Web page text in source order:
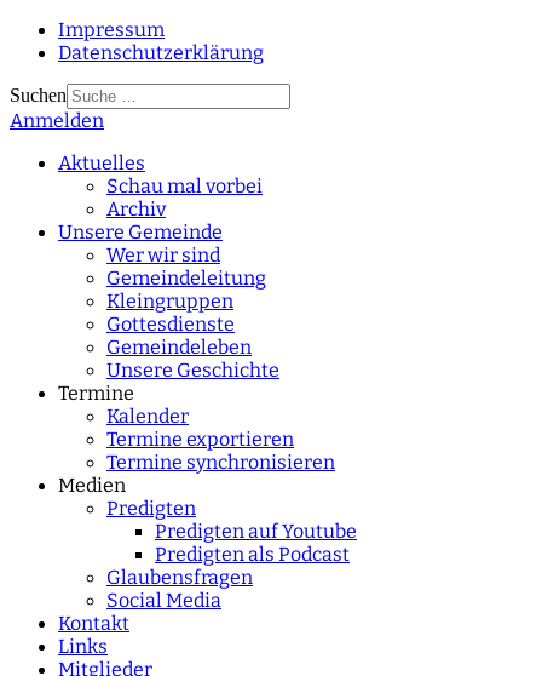
Impressum
Datenschutzerklärung
Suchen
Type 2 or more
Anmelden
Aktuelles
Schau mal vorbei
Archiv
Unsere Gemeinde
Wer wir sind
Gemeindeleitung
Kleingruppen
Gottesdienste
Gemeindeleben
Unsere Geschichte
Termine
Kalender
Termine exportieren
Termine synchronisieren
Medien
Predigten
Predigten auf Youtube
Predigten als Podcast
Glaubensfragen
Social Media
Kontakt
Links
Mitglieder